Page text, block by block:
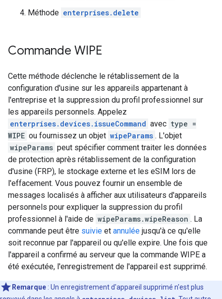
Méthode enterprises.delete
Commande WIPE
Cette méthode déclenche le rétablissement de la
configuration d'usine sur les appareils appartenant à
l'entreprise et la suppression du profil professionnel sur
les appareils personnels. Appelez
enterprises.devices.issueCommand avec type =
WIPE ou fournissez un objet wipeParams . L'objet
wipeParams peut spécifier comment traiter les données
de protection après rétablissement de la configuration
d'usine (FRP), le stockage externe et les eSIM lors de
l'effacement. Vous pouvez fournir un ensemble de
messages localisés à afficher aux utilisateurs d'appareils
personnels pour expliquer la suppression du profil
professionnel à l'aide de wipeParams.wipeReason . La
commande peut être suivie et annulée jusqu'à ce qu'elle
soit reconnue par l'appareil ou qu'elle expire. Une fois que
l'appareil a confirmé au serveur que la commande WIPE a
été exécutée, l'enregistrement de l'appareil est supprimé.
Remarque : Un enregistrement d'appareil supprimé n'est plus